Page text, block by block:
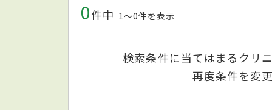
0件中 1〜0件を表示
検索条件に当てはまるクリ
再度条件を変